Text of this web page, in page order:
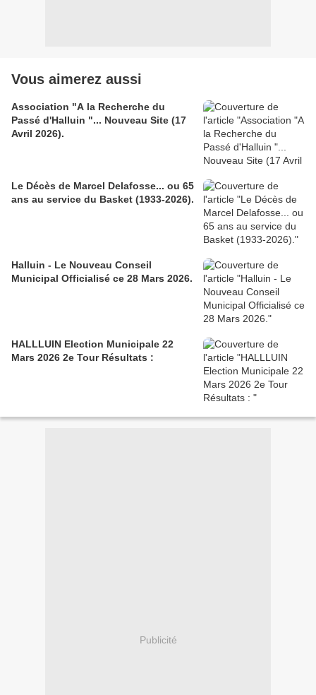
Vous aimerez aussi
Association "A la Recherche du
Passé d'Halluin "... Nouveau Site (17
Avril 2026).
Le Décès de Marcel Delafosse... ou 65
ans au service du Basket (1933-2026).
Halluin - Le Nouveau Conseil
Municipal Officialisé ce 28 Mars 2026.
HALLLUIN Election Municipale 22
Mars 2026 2e Tour Résultats :
Publicité